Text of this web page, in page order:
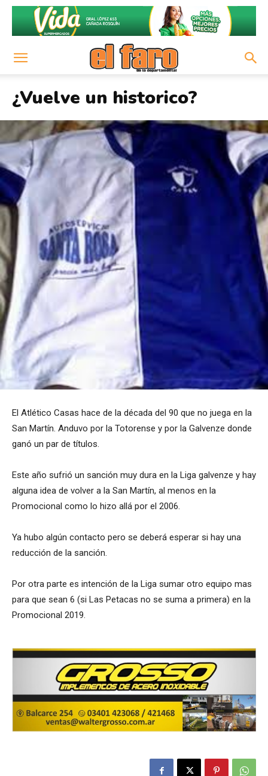
¿Vuelve un historico?
El Atlético Casas hace de la década del 90 que no juega en la
San Martín. Anduvo por la Totorense y por la Galvenze donde
ganó un par de títulos.
Este año sufrió un sanción muy dura en la Liga galvenze y hay
alguna idea de volver a la San Martín, al menos en la
Promocional como lo hizo allá por el 2006.
Ya hubo algún contacto pero se deberá esperar si hay una
reducción de la sanción.
Por otra parte es intención de la Liga sumar otro equipo mas
para que sean 6 (si Las Petacas no se suma a primera) en la
Promocional 2019.